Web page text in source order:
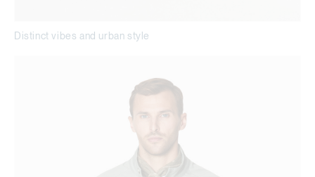
Distinct vibes and urban style